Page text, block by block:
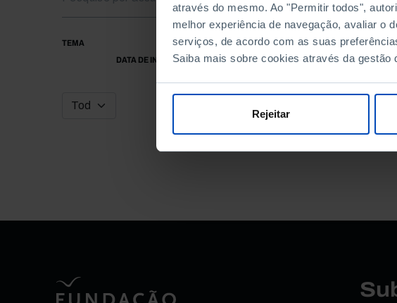
através do mesmo. Ao "Permitir todos",
melhor experiência de navegação, avaliar o
serviços, de acordo com as suas
Saiba mais sobre cookies através da gestão
Rejeitar
TEMA
DATA DE INÍCIO